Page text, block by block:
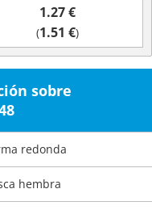
1.27 €
(1.51 €)
sobre
redonda
hembra